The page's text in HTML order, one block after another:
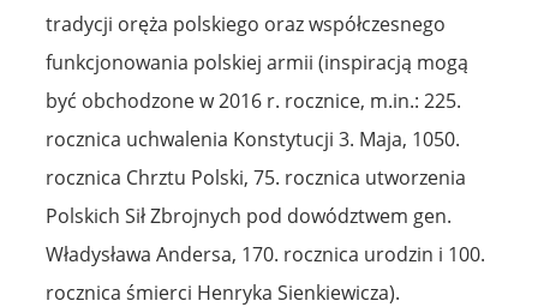
tradycji oręża polskiego oraz współczesnego
funkcjonowania polskiej armii (inspiracją mogą
być obchodzone w 2016 r. rocznice, m.in.: 225.
rocznica uchwalenia Konstytucji 3. Maja, 1050.
rocznica Chrztu Polski, 75. rocznica utworzenia
Polskich Sił Zbrojnych pod dowództwem gen.
Władysława Andersa, 170. rocznica urodzin i 100.
rocznica śmierci Henryka Sienkiewicza).